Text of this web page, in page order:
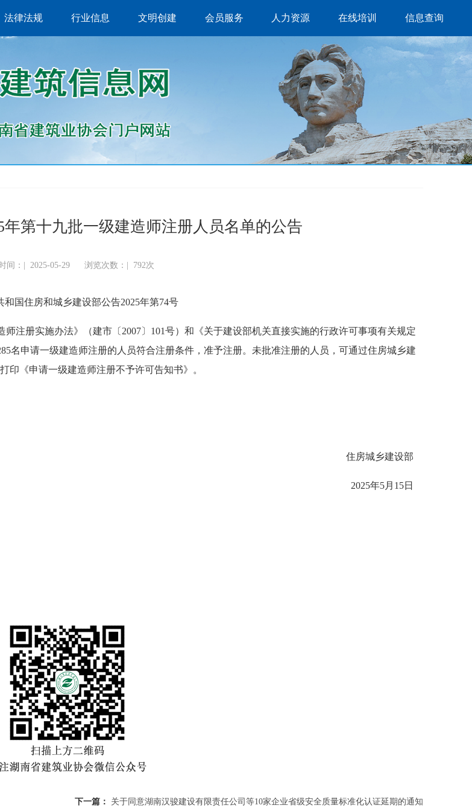
法律法规 行业信息 文明创建 会员服务 人力资源 在线培训 信息查询
第十九批一级建造师注册人员名单的公告
间：| 2025-05-29 浏览次数：| 792次
和国住房和城乡建设部公告2025年第74号
册实施办法》（建市〔2007〕101号）和《关于建设部机关直接实施的行政许可事项有关规定
名申请一级建造师注册的人员符合注册条件，准予注册。未批准注册的人员，可通过住房城乡建
印《申请一级建造师注册不予许可告知书》。
住房城乡建设部
2025年5月15日
下一篇： 关于同意湖南汉骏建设有限责任公司等10家企业省级安全质量标准化认证延期的通知